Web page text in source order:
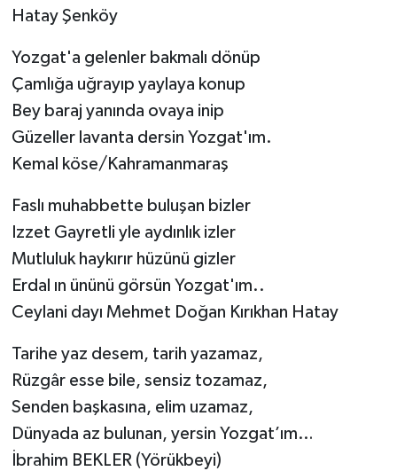
Hatay Şenköy
Yozgat'a gelenler bakmalı dönüp
Çamlığa uğrayıp yaylaya konup
Bey baraj yanında ovaya inip
Güzeller lavanta dersin Yozgat'ım.
Kemal köse/Kahramanmaraş
Faslı muhabbette buluşan bizler
Izzet Gayretli yle aydınlık izler
Mutluluk haykırır hüzünü gizler
Erdal ın ününü görsün Yozgat'ım..
Ceylani dayı Mehmet Doğan Kırıkhan Hatay
Tarihe yaz desem, tarih yazamaz,
Rüzgâr esse bile, sensiz tozamaz,
Senden başkasına, elim uzamaz,
Dünyada az bulunan, yersin Yozgat’ım…
İbrahim BEKLER (Yörükbeyi)